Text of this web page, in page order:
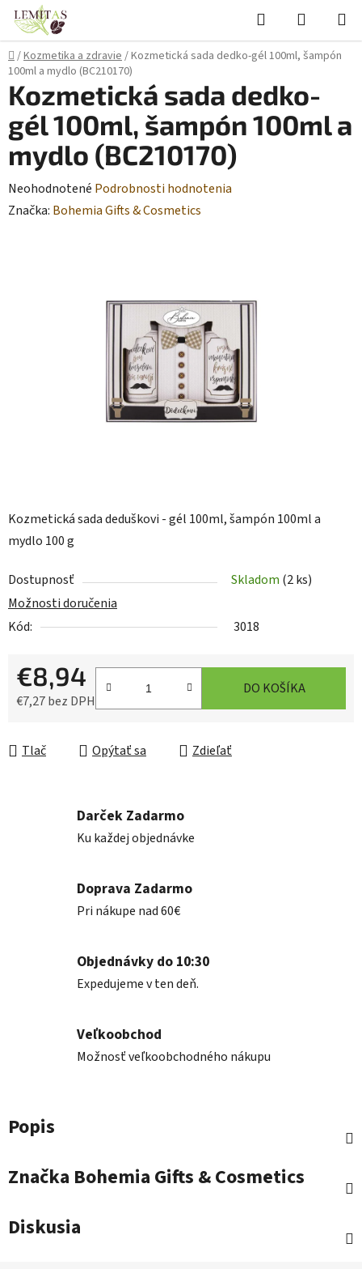
Prejsť
obsah
Hľadať
KOŠÍK
Domov
/Kozmetika a zdravie/Kozmetická sada dedko-gél 100ml, šampón
100ml a mydlo (BC210170)
Kozmetická sada deduškovi - gél 100ml, šampón 100ml a
mydlo 100 g
Dostupnosť Skladom (2 ks)
Možnosti doručenia
Kód:
3018
€8,94
€7,27 bez DPH
DO KOŠÍKA
Tlač Opýtať sa Zdieľať
Kozmetická sada dedko-
gél 100ml, šampón 100ml a
mydlo (BC210170)
Priemerné
hodnotenie
Neohodnotené Podrobnosti hodnotenia
Značka: Bohemia Gifts & Cosmetics
Darček Zadarmo
Ku každej objednávke
Doprava Zadarmo
Pri nákupe nad 60€
Objednávky do 10:30
Expedujeme v ten deň.
Veľkoobchod
Možnosť veľkoobchodného nákupu
Popis
Značka Bohemia Gifts & Cosmetics
Diskusia